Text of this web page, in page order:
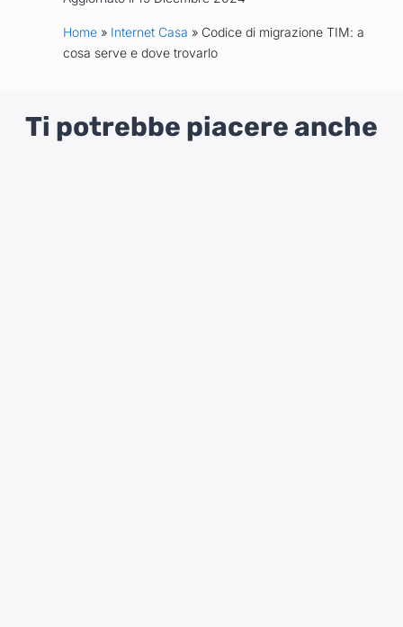
Home» Internet Casa » Codice di migrazione TIM: a
cosa serve e dove trovarlo
Ti potrebbe piacere anche